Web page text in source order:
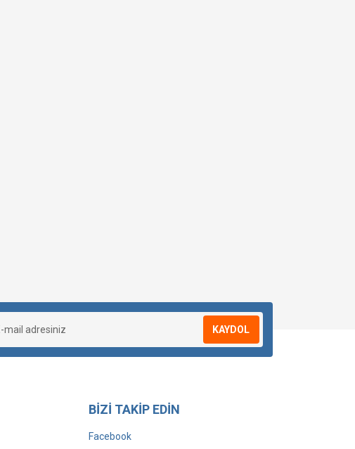
KAYDOL
BİZİ TAKİP EDİN
Facebook